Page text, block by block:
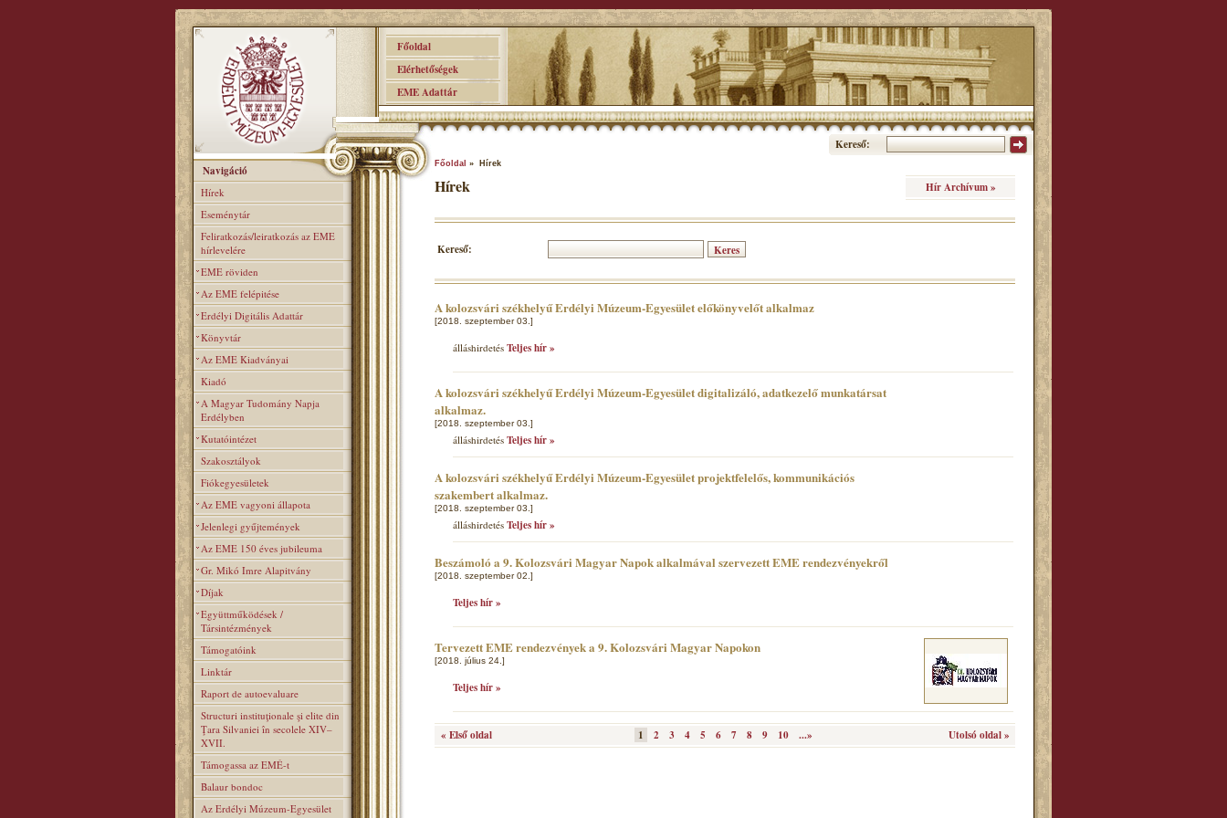
Főoldal
Elérhetőségek
EME Adattár
Kereső:
Navigáció
Hírek
Eseménytár
Feliratkozás/leiratkozás az EME
hírlevelére
EME röviden
Az EME felépitése
Erdélyi Digitális Adattár
Könyvtár
Az EME Kiadványai
Kiadó
A Magyar Tudomány Napja
Erdélyben
Kutatóintézet
Szakosztályok
Fiókegyesületek
Az EME vagyoni állapota
Jelenlegi gyűjtemények
Az EME 150 éves jubileuma
Gr. Mikó Imre Alapitvány
Díjak
Együttműködések /
Társintézmények
Támogatóink
Linktár
Raport de autoevaluare
Structuri instituţionale şi elite din
Ţara Silvaniei în secolele XIV–
XVII.
Támogassa az EMÉ-t
Balaur bondoc
Az Erdélyi Múzeum-Egyesület
Főoldal » Hírek
Hírek Hír Archívum »
Kereső:
A kolozsvári székhelyű Erdélyi Múzeum-Egyesület előkönyvelőt alkalmaz
[2018. szeptember 03.]
álláshirdetés Teljes hír »
A kolozsvári székhelyű Erdélyi Múzeum-Egyesület digitalizáló, adatkezelő munkatársat
alkalmaz.
[2018. szeptember 03.]
álláshirdetés Teljes hír »
A kolozsvári székhelyű Erdélyi Múzeum-Egyesület projektfelelős, kommunikációs
szakembert alkalmaz.
[2018. szeptember 03.]
álláshirdetés Teljes hír »
Beszámoló a 9. Kolozsvári Magyar Napok alkalmával szervezett EME rendezvényekről
[2018. szeptember 02.]
Teljes hír »
Tervezett EME rendezvények a 9. Kolozsvári Magyar Napokon
[2018. július 24.]
Teljes hír »
« Első oldal 1 2 3 4 5 6 7 8 9 10 ...» Utolsó oldal »